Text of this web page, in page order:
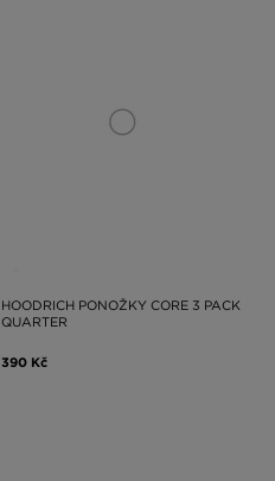
HOODRICH PONOŽKY CORE 3 PACK
QUARTER
390 Kč